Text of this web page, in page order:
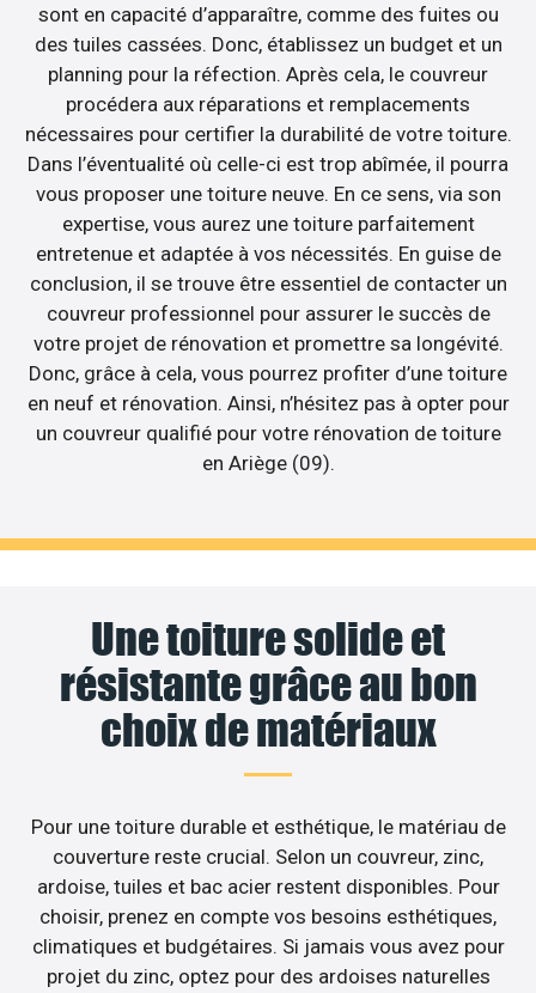
sont en capacité d’apparaître, comme des fuites ou
des tuiles cassées. Donc, établissez un budget et un
planning pour la réfection. Après cela, le couvreur
procédera aux réparations et remplacements
nécessaires pour certifier la durabilité de votre toiture.
Dans l’éventualité où celle-ci est trop abîmée, il pourra
vous proposer une toiture neuve. En ce sens, via son
expertise, vous aurez une toiture parfaitement
entretenue et adaptée à vos nécessités. En guise de
conclusion, il se trouve être essentiel de contacter un
couvreur professionnel pour assurer le succès de
votre projet de rénovation et promettre sa longévité.
Donc, grâce à cela, vous pourrez profiter d’une toiture
en neuf et rénovation. Ainsi, n’hésitez pas à opter pour
un couvreur qualifié pour votre rénovation de toiture
en Ariège (09).
Une toiture solide et
résistante grâce au bon
choix de matériaux
Pour une toiture durable et esthétique, le matériau de
couverture reste crucial. Selon un couvreur, zinc,
ardoise, tuiles et bac acier restent disponibles. Pour
choisir, prenez en compte vos besoins esthétiques,
climatiques et budgétaires. Si jamais vous avez pour
projet du zinc, optez pour des ardoises naturelles